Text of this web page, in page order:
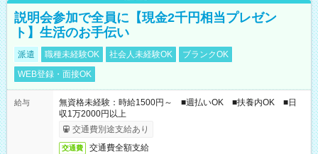
説明会参加で全員に【現金2千円相当プレゼン
ト】生活のお手伝い
派遣 職種未経験OK 社会人未経験OK
ブランクOK
WEB登録・面接OK
給与
無資格未経験：時給1500円～ ■週払いOK ■扶養内OK ■日
収1万2000円以上
交通費別途支給あり
交通費 交通費全額支給